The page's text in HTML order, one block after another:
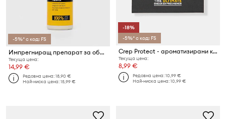
-5%* с код: FS
Импрегниращ препарат за обувки Jack Wolfskin 10
Текуща цена:
14,99 €
Редовна цена:18,90 €
Най-ниска цена:15,99 €
-18%
-5%* с код: FS
Crep Protect - ароматизирани капсули
Текуща цена:
8,99 €
Редовна цена:10,99 €
Най-ниска цена:10,99 €